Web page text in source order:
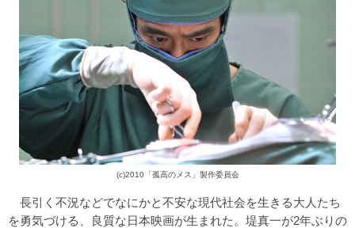
(c)2010「孤高のメス」製作委員会
長引く不況などでなにかと不安な現代社会を生きる大人たち
を勇気づける、良質な日本映画が生まれた。堤真一が2年ぶりの